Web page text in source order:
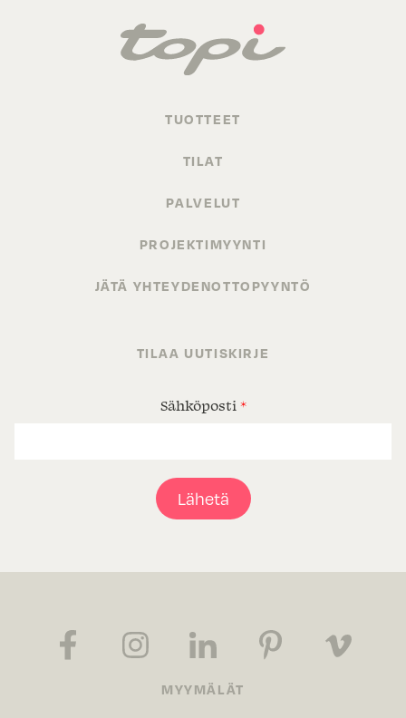
TUOTTEET
TILAT
PALVELUT
PROJEKTIMYYNTI
JÄTÄ YHTEYDENOTTOPYYNTÖ
TILAA UUTISKIRJE
Sähköposti *
Lähetä
MYYMÄLÄT